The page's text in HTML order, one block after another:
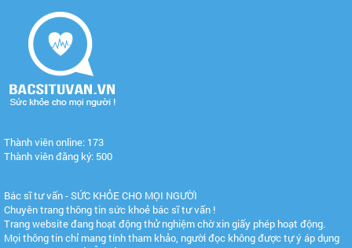
Thành viên online: 173
Thành viên đăng ký: 500
Bác sĩ tư vấn - SỨC KHỎE CHO MỌI NGƯỜI
Chuyên trang thông tin sức khoẻ bác sĩ tư vấn !
Trang website đang hoạt động thử nghiệm chờ xin giấy phép hoạt động.
Mọi thông tin chỉ mang tính tham khảo, người đọc không được tự ý áp dụng